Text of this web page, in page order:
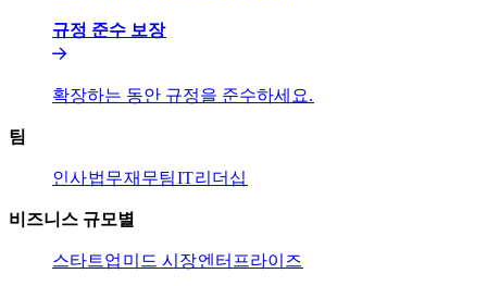
규정 준수 보장​​
확장하는 동안 규정을 준수하세요.​​
팀​​
인사​​법무​​재무팀​​IT​​리더십​​
비즈니스 규모별​​
스타트업​​ 미드 시장​​엔터프라이즈​​